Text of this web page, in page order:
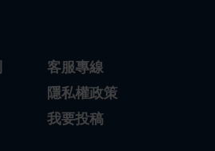
客服專線
隱私權政策
我要投稿